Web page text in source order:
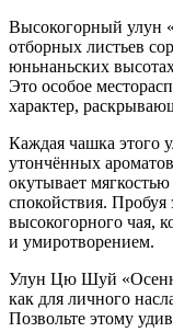
Высокогорный улун
отборных листьев
юньнаньских
Это особое
характер,
Каждая чашка этого
утончённых
окутывает
спокойствия.
высокогорного чая,
и умиротворением.
Улун Цю Шуй
как для личного
Позвольте этому